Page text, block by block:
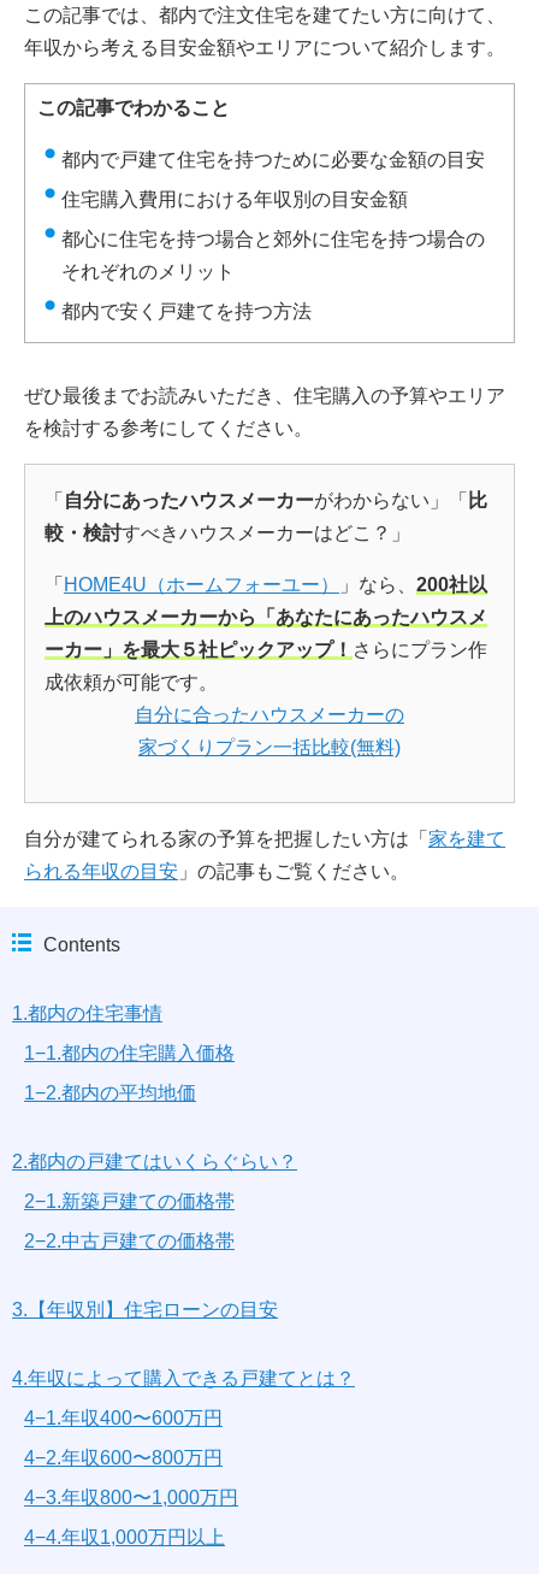
この記事では、都内で注文住宅を建てたい方に向けて、
年収から考える目安金額やエリアについて紹介します。
この記事でわかること
都内で戸建て住宅を持つために必要な金額の目安
住宅購入費用における年収別の目安金額
都心に住宅を持つ場合と郊外に住宅を持つ場合の
それぞれのメリット
都内で安く戸建てを持つ方法
ぜひ最後までお読みいただき、住宅購入の予算やエリア
を検討する参考にしてください。
「 自分にあったハウスメーカーがわからない」「 比
較・検討すべきハウスメーカーはどこ？」
「 HOME4U（ホームフォーユー） 」なら、 200社以
上のハウスメーカーから「あなたにあったハウスメ
ーカー」を最大５社ピックアップ！ さらにプラン作
成依頼が可能です。
自分に合ったハウスメーカーの
家づくりプラン一括比較(無料)
自分が建てられる家の予算を把握したい方は「 家を建て
られる年収の目安 」の記事もご覧ください。
Contents
1.都内の住宅事情
1−1.都内の住宅購入価格
1−2.都内の平均地価
2.都内の戸建てはいくらぐらい？
2−1.新築戸建ての価格帯
2−2.中古戸建ての価格帯
3.【年収別】住宅ローンの目安
4.年収によって購入できる戸建てとは？
4−1.年収400〜600万円
4−2.年収600〜800万円
4−3.年収800〜1,000万円
4−4.年収1,000万円以上